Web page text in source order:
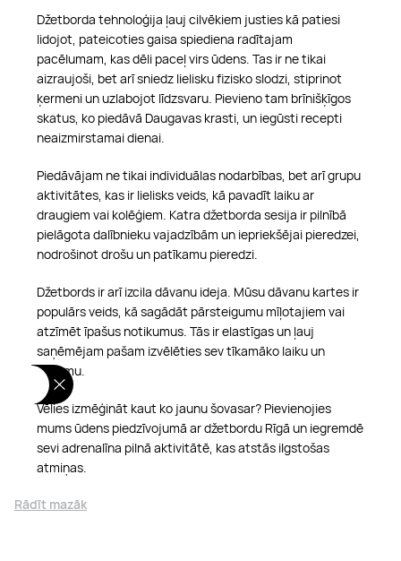
Džetborda tehnoloģija ļauj cilvēkiem justies kā patiesi
lidojot, pateicoties gaisa spiediena radītajam
pacēlumam, kas dēli paceļ virs ūdens. Tas ir ne tikai
aizraujoši, bet arī sniedz lielisku fizisko slodzi, stiprinot
ķermeni un uzlabojot līdzsvaru. Pievieno tam brīnišķīgos
skatus, ko piedāvā Daugavas krasti, un iegūsti recepti
neaizmirstamai dienai.
Piedāvājam ne tikai individuālas nodarbības, bet arī grupu
aktivitātes, kas ir lielisks veids, kā pavadīt laiku ar
draugiem vai kolēģiem. Katra džetborda sesija ir pilnībā
pielāgota dalībnieku vajadzībām un iepriekšējai pieredzei,
nodrošinot drošu un patīkamu pieredzi.
Džetbords ir arī izcila dāvanu ideja. Mūsu dāvanu kartes ir
populārs veids, kā sagādāt pārsteigumu mīļotajiem vai
atzīmēt īpašus notikumus. Tās ir elastīgas un ļauj
saņēmējam pašam izvēlēties sev tīkamāko laiku un
datumu.
Vēlies izmēģināt kaut ko jaunu šovasar? Pievienojies
mums ūdens piedzīvojumā ar džetbordu Rīgā un iegremdē
sevi adrenalīna pilnā aktivitātē, kas atstās ilgstošas
atmiņas.
Rādīt mazāk